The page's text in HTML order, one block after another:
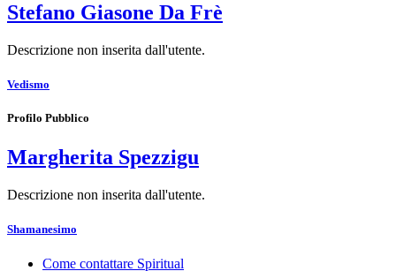
Stefano Giasone Da Frè
Descrizione non inserita dall'utente.
Vedismo
Profilo Pubblico
Margherita Spezzigu
Descrizione non inserita dall'utente.
Shamanesimo
Come contattare Spiritual